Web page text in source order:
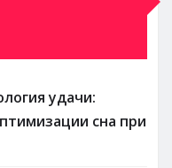
удачи:
сна при